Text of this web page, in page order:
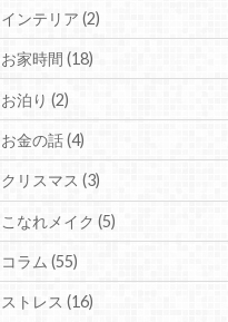
インテリア (2)
お家時間 (18)
お泊り (2)
お金の話 (4)
クリスマス (3)
こなれメイク (5)
コラム (55)
ストレス (16)